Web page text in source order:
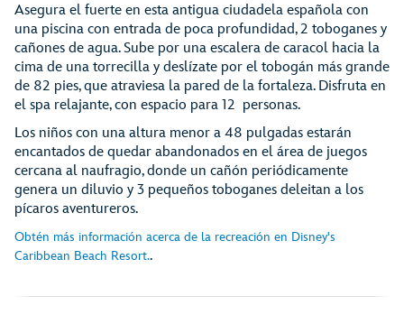
Asegura el fuerte en esta antigua ciudadela española con
una piscina con entrada de poca profundidad, 2 toboganes y
cañones de agua. Sube por una escalera de caracol hacia la
cima de una torrecilla y deslízate por el tobogán más grande
de 82 pies, que atraviesa la pared de la fortaleza. Disfruta en
el spa relajante, con espacio para 12 personas.
Los niños con una altura menor a 48 pulgadas estarán
encantados de quedar abandonados en el área de juegos
cercana al naufragio, donde un cañón periódicamente
genera un diluvio y 3 pequeños toboganes deleitan a los
pícaros aventureros.
Obtén más información acerca de la recreación en Disney's
Caribbean Beach Resort..